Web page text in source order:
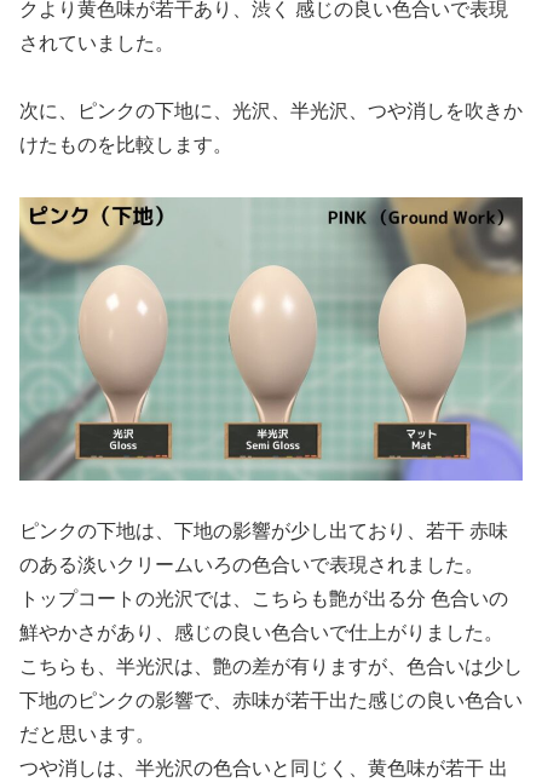
クより黄色味が若干あり、渋く 感じの良い色合いで表現
されていました。
次に、ピンクの下地に、光沢、半光沢、つや消しを吹きか
けたものを比較します。
ピンクの下地は、下地の影響が少し出ており、若干 赤味
のある淡いクリームいろの色合いで表現されました。
トップコートの光沢では、こちらも艶が出る分 色合いの
鮮やかさがあり、感じの良い色合いで仕上がりました。
こちらも、半光沢は、艶の差が有りますが、色合いは少し
下地のピンクの影響で、赤味が若干出た感じの良い色合い
だと思います。
つや消しは、半光沢の色合いと同じく、黄色味が若干 出